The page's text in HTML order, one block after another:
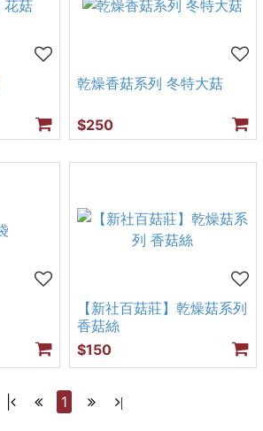
乾燥香菇系列 冬特大菇
$250
【新社百菇莊】乾燥菇系列
香菇絲
$150
1 |